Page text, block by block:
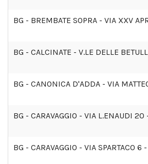
BG - BREMBATE SOPRA - VIA XXV
BG - CALCINATE - V.LE DELLE
BG - CANONICA D'ADDA - VIA
BG - CARAVAGGIO - VIA L.ENAUDI 20
BG - CARAVAGGIO - VIA SPARTACO 6